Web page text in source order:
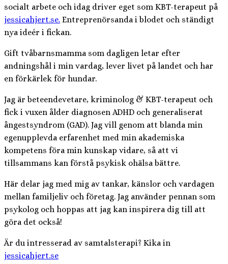
socialt arbete och idag driver eget som KBT-terapeut på
jessicahjert.se. Entreprenörsanda i blodet och ständigt
nya ideér i fickan.
Gift tvåbarnsmamma som dagligen letar efter
andningshål i min vardag, lever livet på landet och har
en förkärlek för hundar.
Jag är beteendevetare, kriminolog & KBT-terapeut och
fick i vuxen ålder diagnosen ADHD och generaliserat
ångestsyndrom (GAD). Jag vill genom att blanda min
egenupplevda erfarenhet med min akademiska
kompetens föra min kunskap vidare, så att vi
tillsammans kan förstå psykisk ohälsa bättre.
Här delar jag med mig av tankar, känslor och vardagen
mellan familjeliv och företag. Jag använder pennan som
psykolog och hoppas att jag kan inspirera dig till att
göra det också!
Är du intresserad av samtalsterapi? Kika in
jessicahjert.se